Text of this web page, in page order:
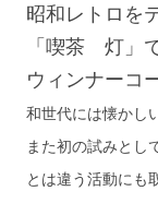
昭和レトロを
「喫茶 灯」
ウィンナーコ
和世代には懐かし
また初の試みとし
とは違う活動にも